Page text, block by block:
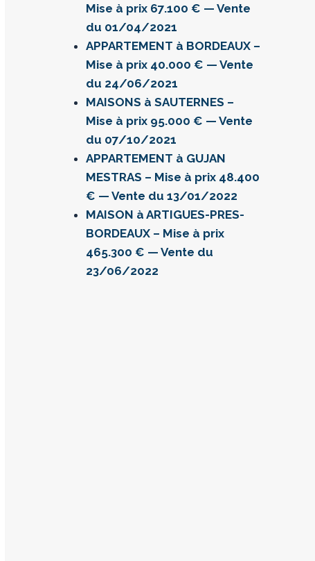
Mise à prix 67.100 € — Vente
du 01/04/2021
APPARTEMENT à BORDEAUX –
Mise à prix 40.000 € — Vente
du 24/06/2021
MAISONS à SAUTERNES –
Mise à prix 95.000 € — Vente
du 07/10/2021
APPARTEMENT à GUJAN
MESTRAS – Mise à prix 48.400
€ — Vente du 13/01/2022
MAISON à ARTIGUES-PRES-
BORDEAUX – Mise à prix
465.300 € — Vente du
23/06/2022